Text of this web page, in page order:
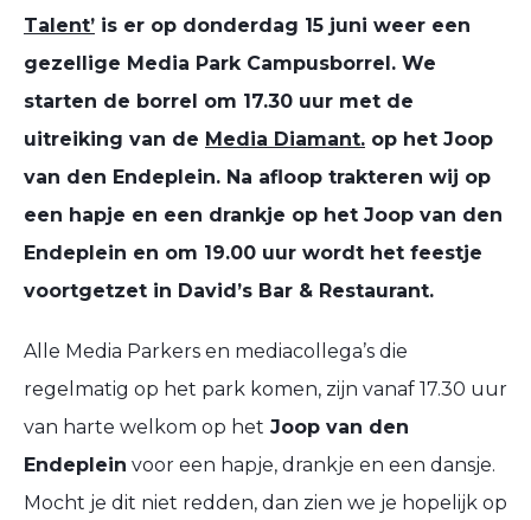
Talent’ is er op donderdag 15 juni weer een
gezellige Media Park Campusborrel. We
starten de borrel om 17.30 uur met de
uitreiking van de Media Diamant. op het Joop
van den Endeplein. Na afloop trakteren wij op
een hapje en een drankje op het Joop van den
Endeplein en om 19.00 uur wordt het feestje
voortgetzet in David’s Bar & Restaurant.
Alle Media Parkers en mediacollega’s die
regelmatig op het park komen, zijn vanaf 17.30 uur
van harte welkom op het Joop van den
Endeplein voor een hapje, drankje en een dansje.
Mocht je dit niet redden, dan zien we je hopelijk op